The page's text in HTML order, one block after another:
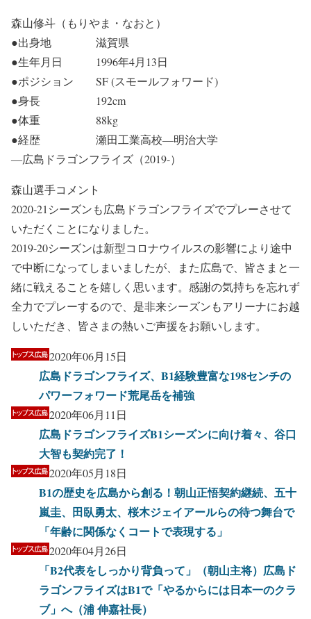
森山修斗（もりやま・なおと）
●出身地 滋賀県
●生年月日 1996年4月13日
●ポジション SF (スモールフォワード)
●身長 192cm
●体重 88kg
●経歴 瀬田工業高校―明治大学
―広島ドラゴンフライズ（2019-）
森山選手コメント
2020-21 シーズンも広島ドラゴンフライズでプレーさせて
いただくことになりました。
2019-20シーズンは新型コロナウイルスの影響により途中
で中断になってしまいましたが、また広島で、皆さまと一
緒に戦えることを嬉しく思います。感謝の気持ちを忘れず
全力でプレーするので、是非来シーズンもアリーナにお越
しいただき、皆さまの熱いご声援をお願いします。
2020年06月15日
広島ドラゴンフライズ、B1経験豊富な198センチの
パワーフォワード荒尾岳を補強
2020年06月11日
広島ドラゴンフライズB1シーズンに向け着々、谷口
大智も契約完了！
2020年05月18日
B1の歴史を広島から創る！朝山正悟契約継続、五十
嵐圭、田臥勇太、桜木ジェイアールらの待つ舞台で
「年齢に関係なくコートで表現する」
2020年04月26日
「B2代表をしっかり背負って」（朝山主将）広島ド
ラゴンフライズはB1で「やるからには日本一のクラ
ブ」へ（浦 伸嘉社長）